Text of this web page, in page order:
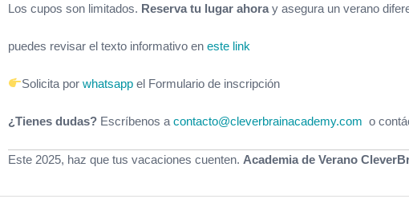
Los cupos son limitados. Reserva tu lugar ahora y asegura un verano
puedes revisar el texto informativo en este link
Solicita porwhatsapp el Formulario de inscripción
¿Tienes dudas? Escríbenos a contacto@cleverbrainacademy.com o
Este 2025, haz que tus vacaciones cuenten. Academia de Verano